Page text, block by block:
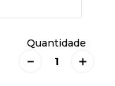
Quantidade
＋
－